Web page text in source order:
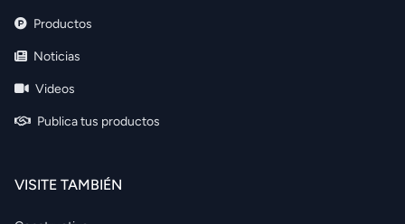
Productos
Noticias
Videos
Publica tus productos
VISITE TAMBIÉN